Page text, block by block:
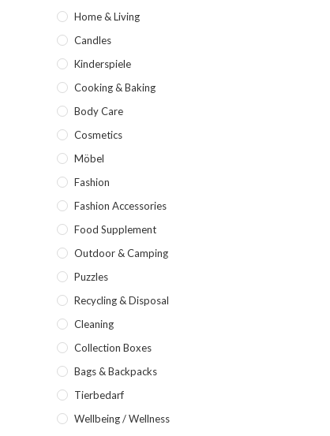
Home & Living
Candles
Kinderspiele
Cooking & Baking
Body Care
Cosmetics
Möbel
Fashion
Fashion Accessories
Food Supplement
Outdoor & Camping
Puzzles
Recycling & Disposal
Cleaning
Collection Boxes
Bags & Backpacks
Tierbedarf
Wellbeing / Wellness